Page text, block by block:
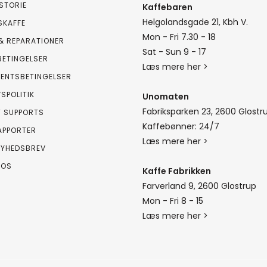
REPARATIONER
SUPPORTS
Kaffebaren
Helgolandsgade 21, Kbh V.
Mon - Fri 7.30 - 18
Sat - Sun 9 - 17
Læs mere her >
Unomaten
Fabriksparken 23, 2600
Kaffebønner: 24/7
Læs mere her >
Kaffe Fabrikken
Farverland 9, 2600 Glostrup
Mon - Fri 8 - 15
Læs mere her >